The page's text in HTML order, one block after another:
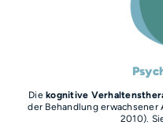
Diekognitive
der Behandlung erwachsener
2010).